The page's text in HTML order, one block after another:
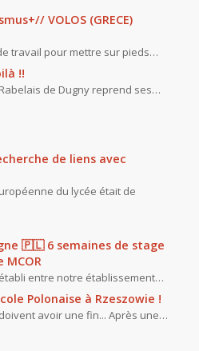
VOLOS (GRECE)
travail pour mettre sur pieds…
!!
de Dugny reprend ses…
de liens avec
du lycée était de
🇵🇱 6 semaines de stage
MCOR
entre notre établissement…
Polonaise à Rzeszowie !
avoir une fin... Après une…